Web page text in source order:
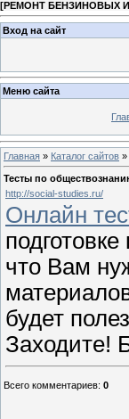
[РЕМОНТ БЕНЗИНОВЫХ
Вход на сайт
Меню сайта
Главная » Каталог сайтов »
Тесты по
http://social-studies.ru/
Онлайн
что Вам
будет
Заходите!
Всего комментариев: 0